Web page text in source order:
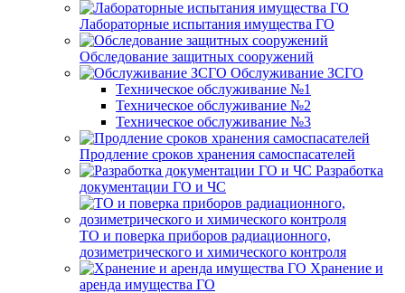
Лабораторные испытания имущества ГО
Обследование защитных сооружений
Обслуживание ЗСГО
Техническое обслуживание №1
Техническое обслуживание №2
Техническое обслуживание №3
Продление сроков хранения самоспасателей
Разработка
документации ГО и ЧС
ТО и поверка приборов радиационного,
дозиметрического и химического контроля
Хранение и
аренда имущества ГО